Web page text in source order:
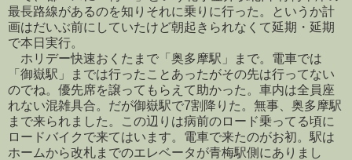
最長路線があるのを知りそれに乗りに行った。というか計
画はだいぶ前にしていたけど朝起きられなくて延期・延期
で本日実行。
ホリデー快速おくたまで「奥多摩駅」まで。電車では
「御嶽駅」までは行ったことあったがその先は行ってない
のでね。優先席を譲ってもらえて助かった。車内は全員座
れない混雑具合。だが御嶽駅で7割降りた。無事、奥多摩駅
まで来られました。この辺りは病前のロード乗ってる頃に
ロードバイクで来てはいます。電車で来たのがお初。駅は
ホームから改札までのエレベータが青梅駅側にありまし